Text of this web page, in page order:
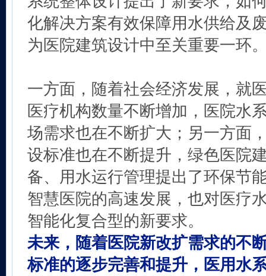
化解决方案有效保障用水供给及
为医院建筑设计中至关重要一环
一方面，随着社会经济发展，就
医疗机构数量不断增加，医院水
场需求也在不断扩大；另一方面
设标准也在不断提升，绿色医院
备、用水运行管理提出了环保节
智慧医院的高速发展，也对医疗
智能化复合型的新要求。
未来，随着医院新改扩需求的不
标准的逐步完善和提升，医用水